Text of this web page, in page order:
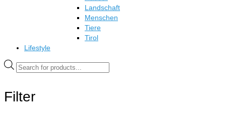
Landschaft
Menschen
Tiere
Tirol
Lifestyle
Products
search
Filter